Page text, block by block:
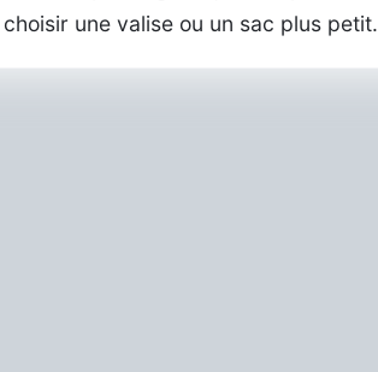
une valise ou un sac plus petit.